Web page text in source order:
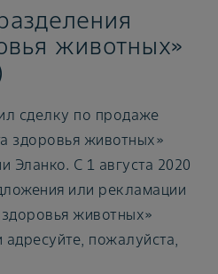
животных»
сделку по продаже
здоровья животных»
Эланко. С 1 августа 2020
или рекламации
животных»
пожалуйста,